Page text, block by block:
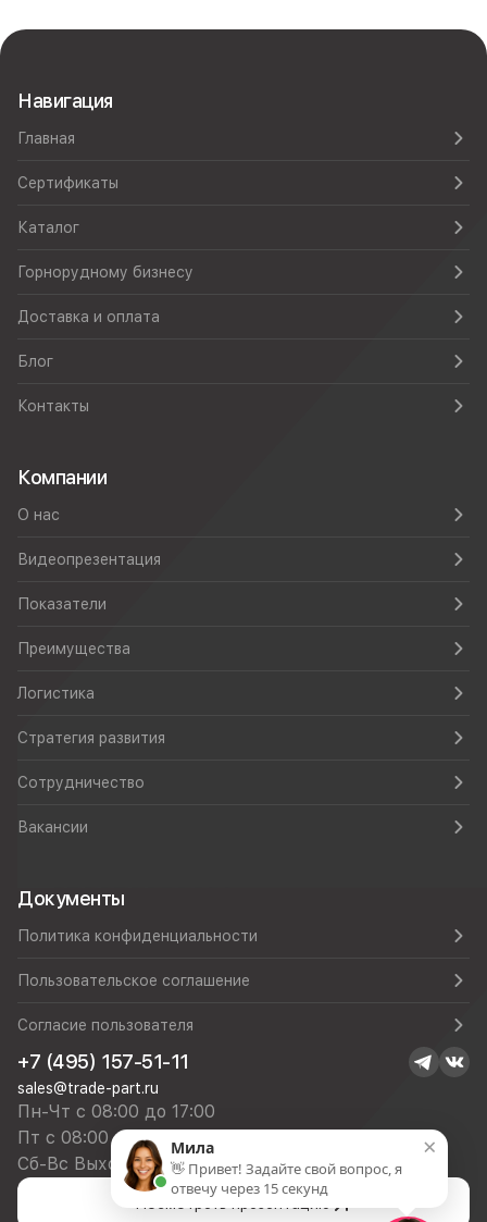
Навигация
Главная
Сертификаты
Каталог
Горнорудному бизнесу
Доставка и оплата
Блог
Контакты
Компании
О нас
Видеопрезентация
Показатели
Преимущества
Логистика
Стратегия развития
Сотрудничество
Вакансии
Документы
Политика конфиденциальности
Пользовательское соглашение
Согласие пользователя
+7 (495) 157-51-11
sales@trade-part.ru
Пн-Чт с 08:00 до 17:00
Пт с 08:00 до 16:00
Сб-Вс Выходной
×
Мила
👋 Привет! Задайте свой вопрос, я
отвечу через 15 секунд